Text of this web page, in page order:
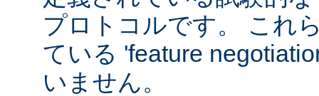
プロトコルです。 これ
ている 'feature
いません。